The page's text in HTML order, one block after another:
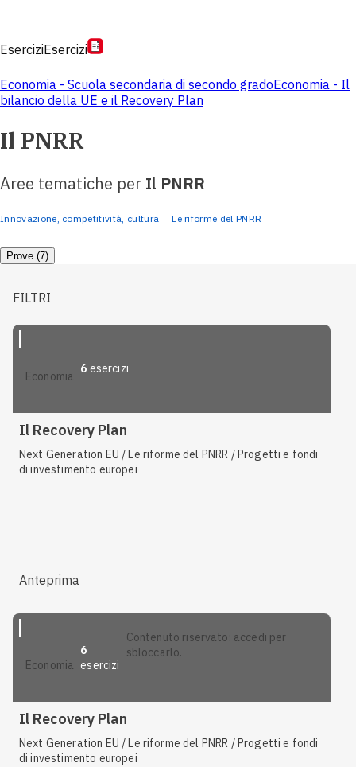
EserciziEsercizi
Economia - Scuola secondaria di secondo gradoEconomia - Il
bilancio della UE e il Recovery Plan
Il PNRR
Aree tematiche per Il PNRR
Innovazione, competitività, cultura Le riforme del PNRR
Prove (7)
FILTRI
economia
6 esercizi
Il Recovery Plan
Next Generation EU / Le riforme del PNRR / Progetti e fondi
di investimento europei
Anteprima
economia
6
esercizi
contenuto riservato: accedi per
sbloccarlo.
Il Recovery Plan
Next Generation EU / Le riforme del PNRR / Progetti e fondi
di investimento europei